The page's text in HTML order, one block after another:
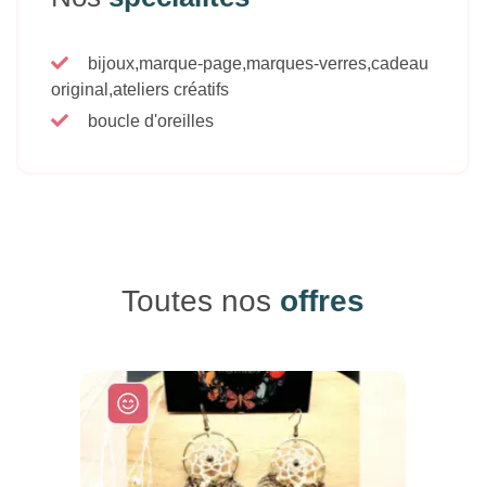
bijoux,marque-page,marques-verres,cadeau
original,ateliers créatifs
boucle d'oreilles
Toutes nos offres